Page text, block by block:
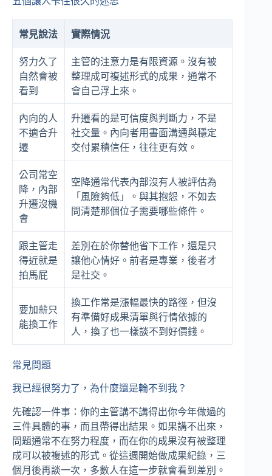
常見說法 實際情況
努力久了
自然會被
看到
主管的注意力是有限資源。沒有被
整理成可複述形式的成果，通常不
會自己浮上來。
內向的人
不適合升
遷
升遷看的是可信度與判斷力，不是
社交量。內向者用書面溝通與穩定
交付累積信任，往往更有效。
公司常空
降，內部
升遷沒機
會
空降通常代表內部沒有人被評估為
「風險夠低」。與其抱怨，不如去
問清楚那個位子需要哪些條件。
跟主管走
得近就是
拍馬屁
差別在於你替他省下工作，還是只
讓他心情好。前者是專業，後者才
是社交。
要加薪只
能換工作
換工作常是漲幅最快的路徑，但沒
有準備好成果清單與行情依據的
人，換了也一樣談不到好價錢。
常見問題
我已經很努力了，為什麼還是輪不到我？
先確認一件事：你的主管講不講得出你今年做過的
三件具體的事，而且帶得出結果。如果講不出來，
問題通常不在努力程度，而在你的成果沒有被整理
成可以被複述的形式。從這週開始做成果紀錄，三
個月後再談一次，多數人在這一步就會看到差別。